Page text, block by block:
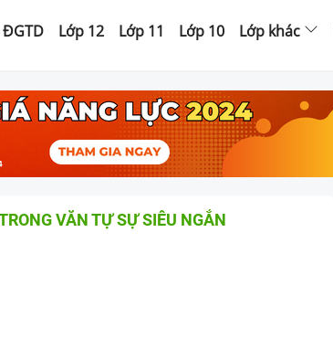
Lớp 12 Lớp 11 Lớp 10 Lớp khác
VĂN TỰ SỰ SIÊU NGẮN